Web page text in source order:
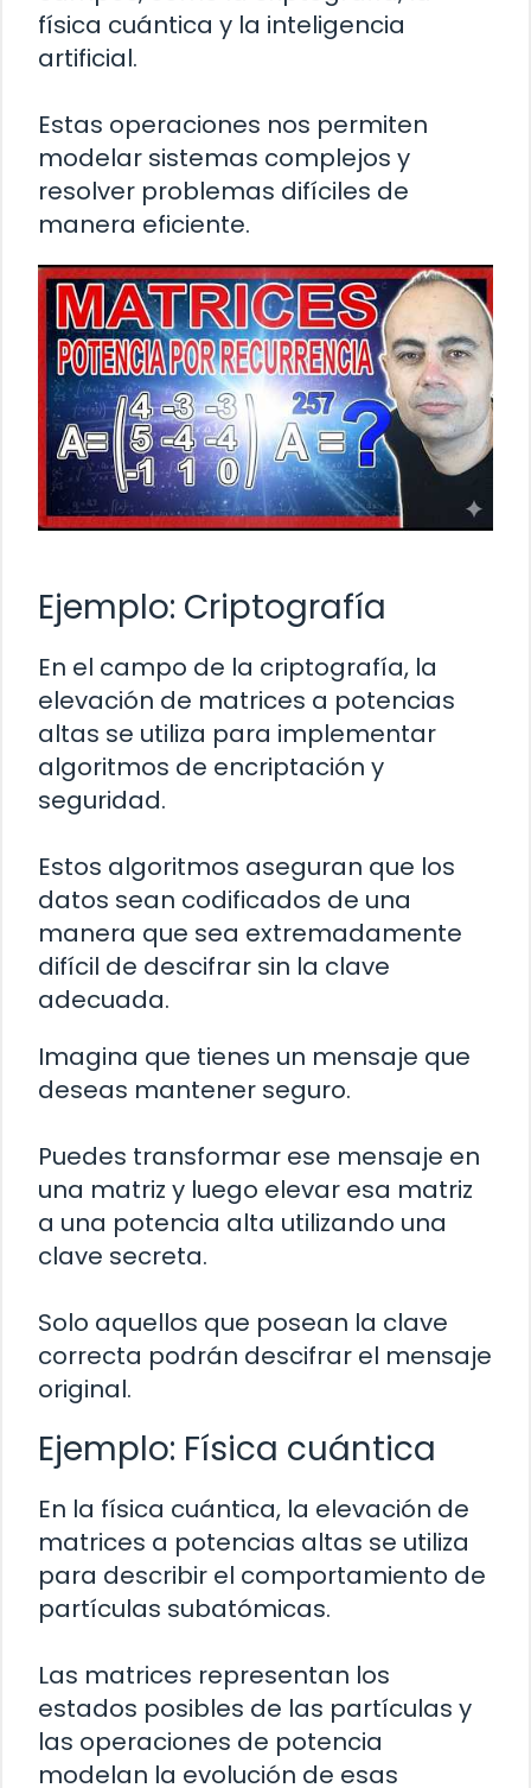
física cuántica y la inteligencia
artificial.
Estas operaciones nos permiten
modelar sistemas complejos y
resolver problemas difíciles de
manera eficiente.
Ejemplo: Criptografía
En el campo de la criptografía, la
elevación de matrices a potencias
altas se utiliza para implementar
algoritmos de encriptación y
seguridad.
Estos algoritmos aseguran que los
datos sean codificados de una
manera que sea extremadamente
difícil de descifrar sin la clave
adecuada.
Imagina que tienes un mensaje que
deseas mantener seguro.
Puedes transformar ese mensaje en
una matriz y luego elevar esa matriz
a una potencia alta utilizando una
clave secreta.
Solo aquellos que posean la clave
correcta podrán descifrar el mensaje
original.
Ejemplo: Física cuántica
En la física cuántica, la elevación de
matrices a potencias altas se utiliza
para describir el comportamiento de
partículas subatómicas.
Las matrices representan los
estados posibles de las partículas y
las operaciones de potencia
modelan la evolución de esas